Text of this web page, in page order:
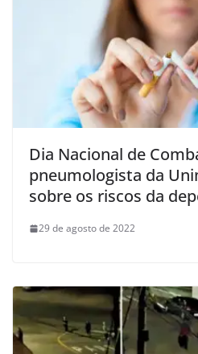
Dia Nacional de
pneumologista da
sobre os riscos da
29 de agosto de 2022